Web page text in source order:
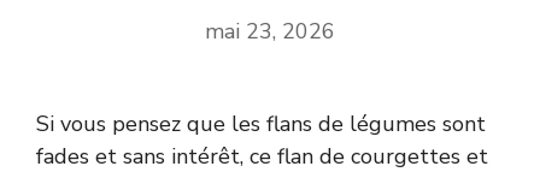
mai 23, 2026
Si vous pensez que les flans de légumes sont
fades et sans intérêt, ce flan de courgettes et